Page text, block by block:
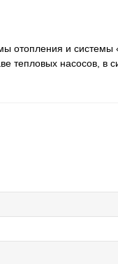
отопления и системы
тепловых насосов, в